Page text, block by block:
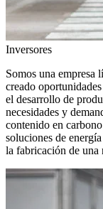
Inversores
Somos una empresa
creado
el desarrollo de
necesidades y
contenido en
soluciones de
la fabricación de una